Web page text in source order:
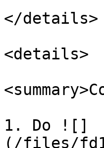
</details>
<details>
1. Do ![]
(/files/